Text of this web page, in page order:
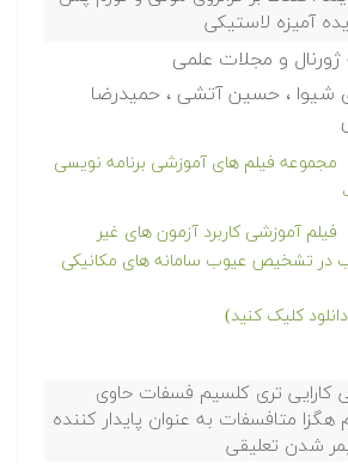
آمیزه لاستیکی
ژورنال و مجلات علمی
شیوا ، حسین آتشی ، حمیدرضا
مجموعه فیلم های آموزشی برنامه نویسی
فیلم آموزشی کاربرد آزمون های غیر
در تشخیص عیوب سامانه های مکانیکی
کلیک کنید)
کارایی تری کلسیم فسفات حاوی
متافسفات به عنوان پایدار کننده
شدن تعلیقی